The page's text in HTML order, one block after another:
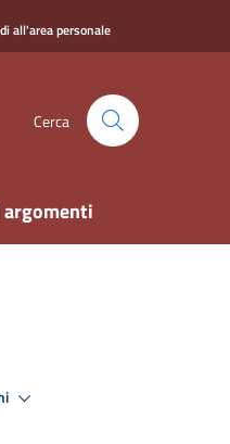
all'area personale
Cerca